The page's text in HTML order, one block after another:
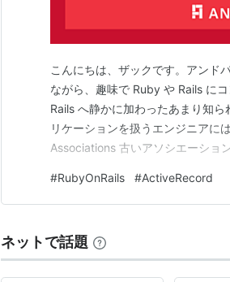
こんにちは、ザックです。アンド
ながら、趣味で Ruby や Rails に
Rails へ静かに加わったあまり知
リケーションを扱うエンジニアに
Associations 古いアソシエーショ
を修正し、テストを走らせ、アソ
え…
#RubyOnRails #ActiveRecord
ネットで話題